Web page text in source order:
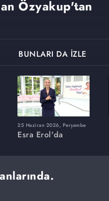
Özyakup'tan
BUNLARI DA İZLE
25 Haziran 2026, Perşembe
Esra Erol'da